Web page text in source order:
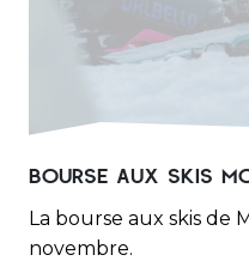
BOURSE AUX SKIS
La bourse aux skis de
novembre.